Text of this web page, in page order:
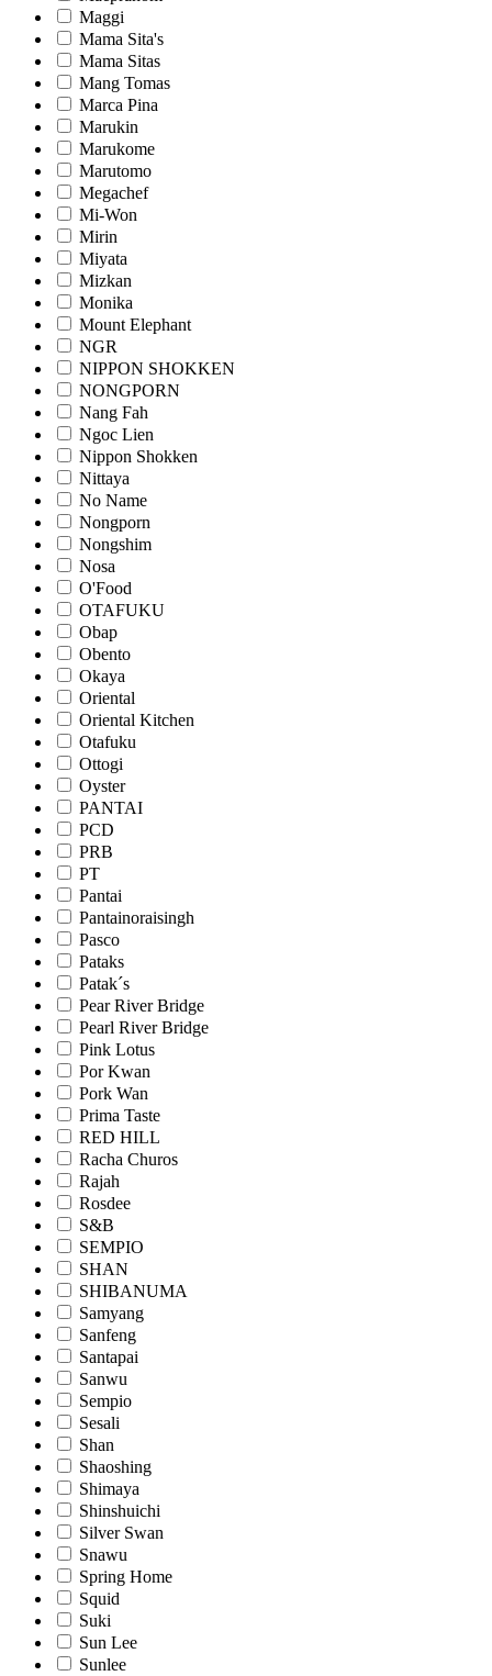
Maggi
Mama Sita's
Mama Sitas
Mang Tomas
Marca Pina
Marukin
Marukome
Marutomo
Megachef
Mi-Won
Mirin
Miyata
Mizkan
Monika
Mount Elephant
NGR
NIPPON SHOKKEN
NONGPORN
Nang Fah
Ngoc Lien
Nippon Shokken
Nittaya
No Name
Nongporn
Nongshim
Nosa
O'Food
OTAFUKU
Obap
Obento
Okaya
Oriental
Oriental Kitchen
Otafuku
Ottogi
Oyster
PANTAI
PCD
PRB
PT
Pantai
Pantainoraisingh
Pasco
Pataks
Patak´s
Pear River Bridge
Pearl River Bridge
Pink Lotus
Por Kwan
Pork Wan
Prima Taste
RED HILL
Racha Churos
Rajah
Rosdee
S&B
SEMPIO
SHAN
SHIBANUMA
Samyang
Sanfeng
Santapai
Sanwu
Sempio
Sesali
Shan
Shaoshing
Shimaya
Shinshuichi
Silver Swan
Snawu
Spring Home
Squid
Suki
Sun Lee
Sunlee